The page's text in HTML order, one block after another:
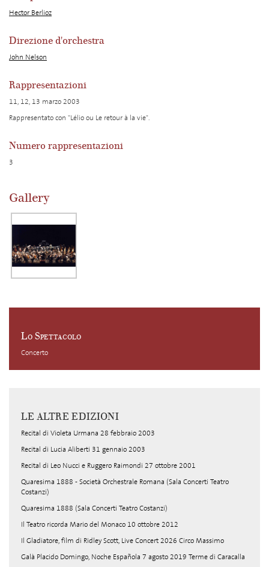
Hector Berlioz
Direzione d'orchestra
John Nelson
Rappresentazioni
11, 12, 13 marzo 2003
Rappresentato con "Lélio ou Le retour à la vie".
Numero rappresentazioni
3
Gallery
Lo Spettacolo
Concerto
LE ALTRE EDIZIONI
Recital di Violeta Urmana 28 febbraio 2003
Recital di Lucia Aliberti 31 gennaio 2003
Recital di Leo Nucci e Ruggero Raimondi 27 ottobre 2001
Quaresima 1888 - Società Orchestrale Romana (Sala Concerti Teatro
Costanzi)
Quaresima 1888 (Sala Concerti Teatro Costanzi)
Il Teatro ricorda Mario del Monaco 10 ottobre 2012
Il Gladiatore, film di Ridley Scott, Live Concert 2026 Circo Massimo
Galà Placido Domingo, Noche Española 7 agosto 2019 Terme di Caracalla